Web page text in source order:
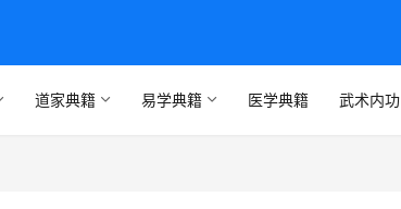
道家典籍 易学典籍 医学典籍 武术内功